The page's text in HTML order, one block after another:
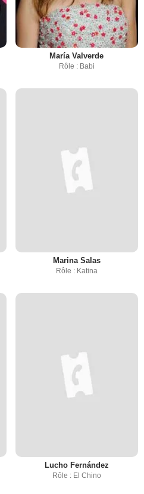
María Valverde
Rôle : Babi
Marina Salas
Rôle : Katina
Lucho Fernández
Rôle : El Chino